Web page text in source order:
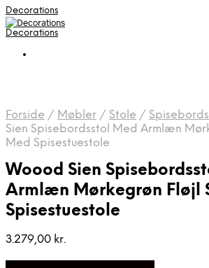
Decorations
Decorations
Forside / Møbler / Stole /
Sien Spisebordsstol Med Armlæn
Med Spisestuestole
Woood Sien
Armlæn Mørkegrøn Fløjl
Spisestuestole
3.279,00 kr.